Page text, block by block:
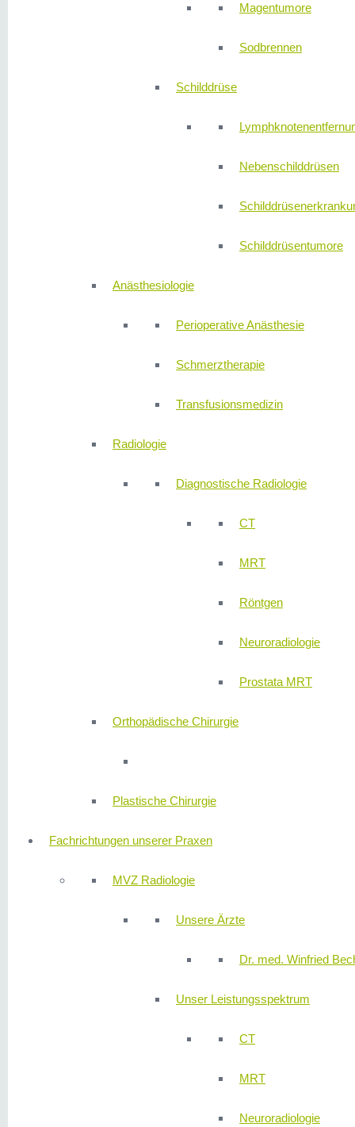
Magentumore
Sodbrennen
Schilddrüse
Nebenschilddrüsen
Schilddrüsentumore
Anästhesiologie
Perioperative Anästhesie
Schmerztherapie
Transfusionsmedizin
Radiologie
Diagnostische Radiologie
CT
MRT
Röntgen
Neuroradiologie
Prostata MRT
Orthopädische Chirurgie
Plastische Chirurgie
Fachrichtungen unserer Praxen
MVZ Radiologie
Unsere Ärzte
Dr. med. Winfried
Unser Leistungsspektrum
CT
MRT
Neuroradiologie